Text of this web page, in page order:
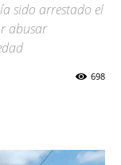
sido arrestado el
abusar
698